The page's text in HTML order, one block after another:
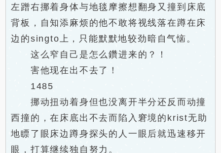
左蹭右挪着身体与地毯摩擦想翻身又撞到床底
背板，自知添麻烦的他不敢将视线落在蹲在床
边的singto上，只能默默地较劲暗自气恼。
这么窄自己是怎么鑽进来的？！
害他现在出不去了！
1485
挪动扭动着身但也没离开半分还反而动撞
西撞的，在床底出不去而陷入窘境的krist无助
地瞟了眼床边蹲身探头的人一眼后就迅速移开
眼，打算继续独自努力。